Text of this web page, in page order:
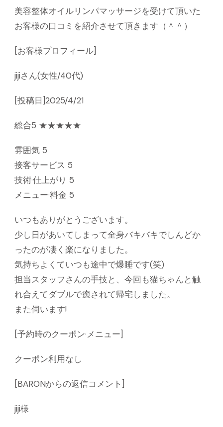
美容整体オイルリンパマッサージを受けて頂いた
お客様の口コミを紹介させて頂きます（＾＾）
[お客様プロフィール]
jijiさん(女性/40代)
[投稿日]2025/4/21
総合5 ★★★★★
雰囲気 5
接客サービス 5
技術·仕上がり 5
メニュー·料金 5
いつもありがとうございます。
少し日があいてしまって全身バキバキでしんどか
ったのが凄く楽になりました。
気持ちよくていつも途中で爆睡です(笑)
担当スタッフさんの手技と、今回も猫ちゃんと触
れ合えてダブルで癒されて帰宅しました。
また伺います!
[予約時のクーポン·メニュー]
クーポン利用なし
[BARONからの返信コメント]
jiji様